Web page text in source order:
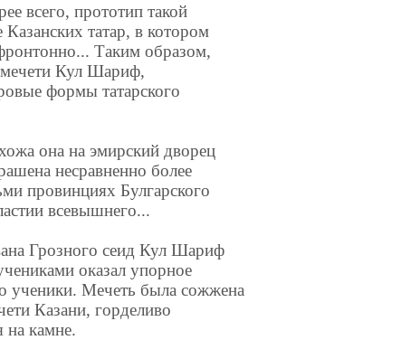
всего, прототип такой
татар, в котором
Таким образом,
мечети Кул Шариф,
формы татарского
она на эмирский дворец
несравненно более
провинциях Булгарского
всевышнего...
Грозного сеид Кул Шариф
оказал упорное
ученики. Мечеть была сожжена
Казани, горделиво
на камне.